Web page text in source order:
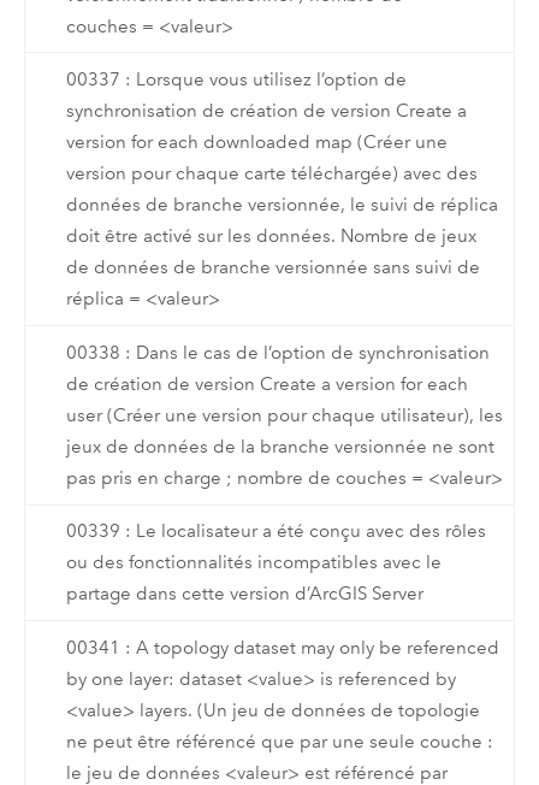
couches = <valeur>
00337 : Lorsque vous utilisez l’option de
synchronisation de création de version Create a
version for each downloaded map (Créer une
version pour chaque carte téléchargée) avec des
données de branche versionnée, le suivi de réplica
doit être activé sur les données. Nombre de jeux
de données de branche versionnée sans suivi de
réplica = <valeur>
00338 : Dans le cas de l’option de synchronisation
de création de version Create a version for each
user (Créer une version pour chaque utilisateur), les
jeux de données de la branche versionnée ne sont
pas pris en charge ; nombre de couches = <valeur>
00339 : Le localisateur a été conçu avec des rôles
ou des fonctionnalités incompatibles avec le
partage dans cette version d’ArcGIS Server
00341 : A topology dataset may only be referenced
by one layer: dataset <value> is referenced by
<value> layers. (Un jeu de données de topologie
ne peut être référencé que par une seule couche :
le jeu de données <valeur> est référencé par